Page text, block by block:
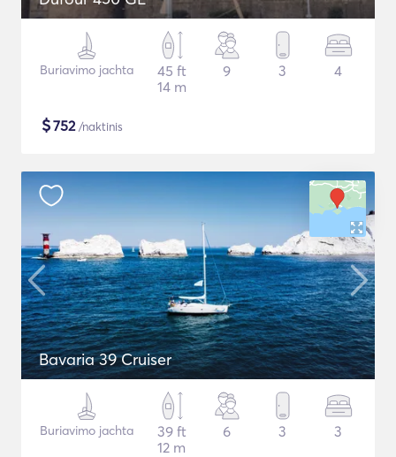
Buriavimo jachta
45 ft
14 m
9 3 4
$752/naktinis
Bavaria 39 Cruiser
Buriavimo jachta
39 ft
12 m
6 3 3